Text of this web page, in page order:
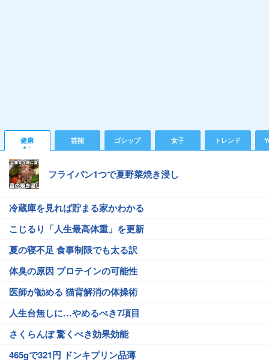
健康 芸能 ゴシップ 女子 トレンド
フライパン1つで夏野菜焼き浸し
冷蔵庫を見れば貯まる家かわかる
こじるり「人生最高体重」を更新
夏の寝不足 食事制限でも太る訳
体臭の原因 プロテインの可能性
医師が勧める 猫背解消の体操術
人生台無しに…やめるべき7項目
さくらんぼ 驚くべき効果効能
465gで321円 ドンキプリン品薄